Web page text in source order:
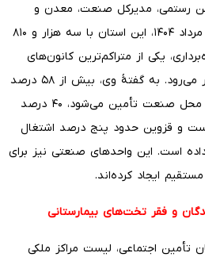
رستمی، مدیرکل صنعت، معدن و
تجارت استان قزوین در هفتم مرداد ۱۴۰۴، این استان با سه هزار و ۸۱۰
یکی از متراکم‌ترین کانون‌های
فعالیت صنعتی کشور به شمار می‌رود. به گفتۀ وی، بیش از ۵۸ درصد
تولید ناخالص داخلی استان از محل صنعت تأمین می‌شود، ۴۰ درصد
و قزوین حدود پنج درصد اشتغال
است. این واحدهای صنعتی نیز برای
و فقر تخت‌های بیمارستانی
اجتماعی، لیست مراکز ملکی